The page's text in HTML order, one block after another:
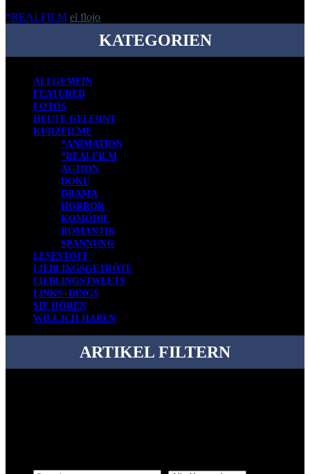
*REALFILM el flojo
KATEGORIEN
ALLGEMEIN
FEATURED
FOTOS
HEUTE GELERNT
KURZFILME
*ANIMATION
*REALFILM
ACTION
DOKU
DRAMA
HORROR
KOMÖDIE
ROMANTIK
SPANNUNG
LESESTOFF
LIEBLINGSGETRÖTE
LIEBLINGSTWEETS
LINKS+DINGS
SIE HÖREN
WILL ICH HABEN
ARTIKEL FILTERN